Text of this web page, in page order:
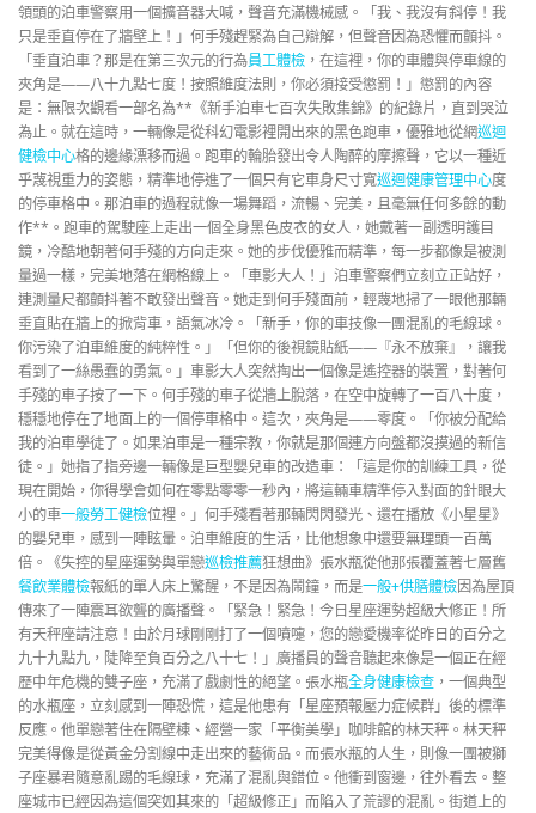
領頭的泊車警察用一個擴音器大喊，聲音充滿機械感。「我、我沒有斜停！我
只是垂直停在了牆壁上！」何手殘趕緊為自己辯解，但聲音因為恐懼而顫抖。
「垂直泊車？那是在第三次元的行為員工體檢 ，在這裡，你的車體與停車線的
夾角是——八十九點七度！按照維度法則，你必須接受懲罰！」懲罰的內容
是：無限次觀看一部名為**《新手泊車七百次失敗集錦》的紀錄片，直到哭泣
為止。就在這時，一輛像是從科幻電影裡開出來的黑色跑車，優雅地從網巡迴
健檢中心格的邊緣漂移而過。跑車的輪胎發出令人陶醉的摩擦聲，它以一種近
乎蔑視重力的姿態，精準地停進了一個只有它車身尺寸寬巡迴健康管理中心度
的停車格中。那泊車的過程就像一場舞蹈，流暢、完美，且毫無任何多餘的動
作**。跑車的駕駛座上走出一個全身黑色皮衣的女人，她戴著一副透明護目
鏡，冷酷地朝著何手殘的方向走來。她的步伐優雅而精準，每一步都像是被測
量過一樣，完美地落在網格線上。「車影大人！」泊車警察們立刻立正站好，
連測量尺都顫抖著不敢發出聲音。她走到何手殘面前，輕蔑地掃了一眼他那輛
垂直貼在牆上的掀背車，語氣冰冷。「新手，你的車技像一團混亂的毛線球。
你污染了泊車維度的純粹性。」「但你的後視鏡貼紙——『永不放棄』，讓我
看到了一絲愚蠢的勇氣。」車影大人突然掏出一個像是遙控器的裝置，對著何
手殘的車子按了一下。何手殘的車子從牆上脫落，在空中旋轉了一百八十度，
穩穩地停在了地面上的一個停車格中。這次，夾角是——零度。「你被分配給
我的泊車學徒了。如果泊車是一種宗教，你就是那個連方向盤都沒摸過的新信
徒。」她指了指旁邊一輛像是巨型嬰兒車的改造車：「這是你的訓練工具，從
現在開始，你得學會如何在零點零零一秒內，將這輛車精準停入對面的針眼大
小的車一般勞工健檢位裡。」何手殘看著那輛閃閃發光、還在播放《小星星》
的嬰兒車，感到一陣眩暈。泊車維度的生活，比他想象中還要無理頭一百萬
倍。《失控的星座運勢與單戀巡檢推薦狂想曲》張水瓶從他那張覆蓋著七層舊
餐飲業體檢報紙的單人床上驚醒，不是因為鬧鐘，而是一般+供膳體檢因為屋頂
傳來了一陣震耳欲聾的廣播聲。「緊急！緊急！今日星座運勢超級大修正！所
有天秤座請注意！由於月球剛剛打了一個噴嚏，您的戀愛機率從昨日的百分之
九十九點九，陡降至負百分之八十七！」廣播員的聲音聽起來像是一個正在經
歷中年危機的雙子座，充滿了戲劇性的絕望。張水瓶全身健康檢查 ，一個典型
的水瓶座，立刻感到一陣恐慌，這是他患有「星座預報壓力症候群」後的標準
反應。他單戀著住在隔壁棟、經營一家「平衡美學」咖啡館的林天秤。林天秤
完美得像是從黃金分割線中走出來的藝術品。而張水瓶的人生，則像一團被獅
子座暴君隨意亂踢的毛線球，充滿了混亂與錯位。他衝到窗邊，往外看去。整
座城市已經因為這個突如其來的「超級修正」而陷入了荒謬的混亂。街道上的